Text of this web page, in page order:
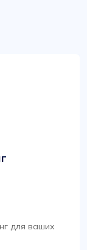
для ваших